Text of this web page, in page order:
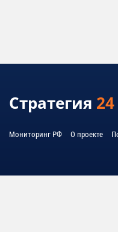
Стратегия 24
Мониторинг РФ О проекте